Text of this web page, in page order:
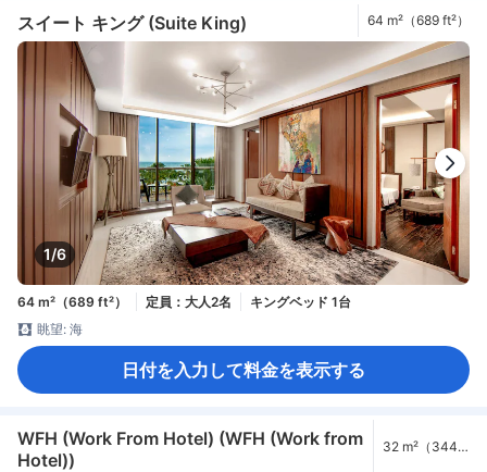
スイート キング (Suite King) 64 m²（689 ft²）
1/6
64 m²（689 ft²） 定員：大人2名
キングベッド 1台
眺望: 海
日付を入力して料金を表示する
WFH (Work From Hotel) (WFH (Work from
Hotel))
32 m²（344